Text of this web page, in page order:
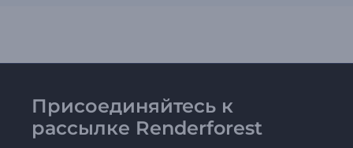
Присоединяйтесь к
рассылке Renderforest